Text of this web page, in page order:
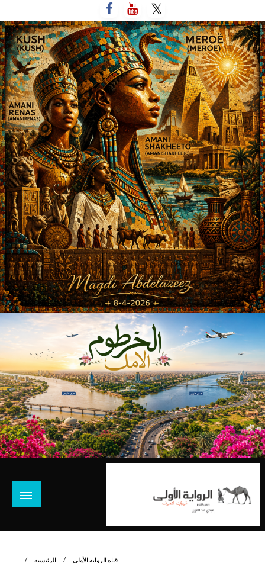
إلى
المحتوى
نروي لتعرف
الرئيسية
قناة الرواية الأولى